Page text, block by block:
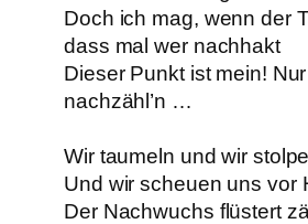
Doch ich mag, wenn der
dass mal wer nachhakt
Dieser Punkt ist mein!
nachzähl’n …
Wir taumeln und wir
Und wir scheuen uns vor
Der Nachwuchs flüstert